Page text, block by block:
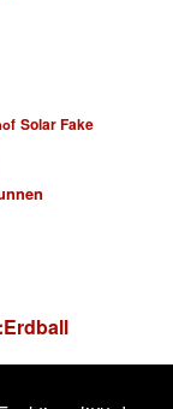
Solar Fake